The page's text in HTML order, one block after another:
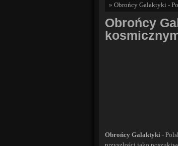
» Obrońcy Galaktyki -
Obrońcy
Obrońcy Galaktyki -